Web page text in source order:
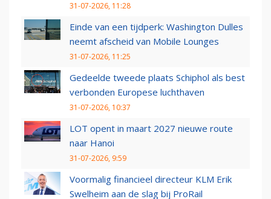
31-07-2026, 11:28
Einde van een tijdperk: Washington Dulles
neemt afscheid van Mobile Lounges
31-07-2026, 11:25
Gedeelde tweede plaats Schiphol als best
verbonden Europese luchthaven
31-07-2026, 10:37
LOT opent in maart 2027 nieuwe route
naar Hanoi
31-07-2026, 9:59
Voormalig financieel directeur KLM Erik
Swelheim aan de slag bij ProRail